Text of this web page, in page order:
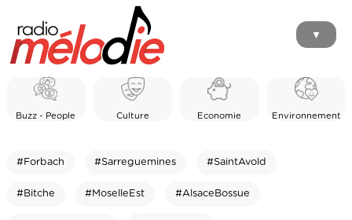
▼
Buzz - People Culture Economie Environnement
#Forbach #Sarreguemines #SaintAvold
#Bitche #MoselleEst #AlsaceBossue